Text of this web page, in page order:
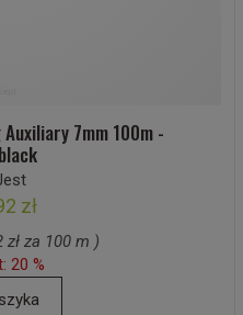
7mm 100m -
zł
zł za 100 m )
20 %